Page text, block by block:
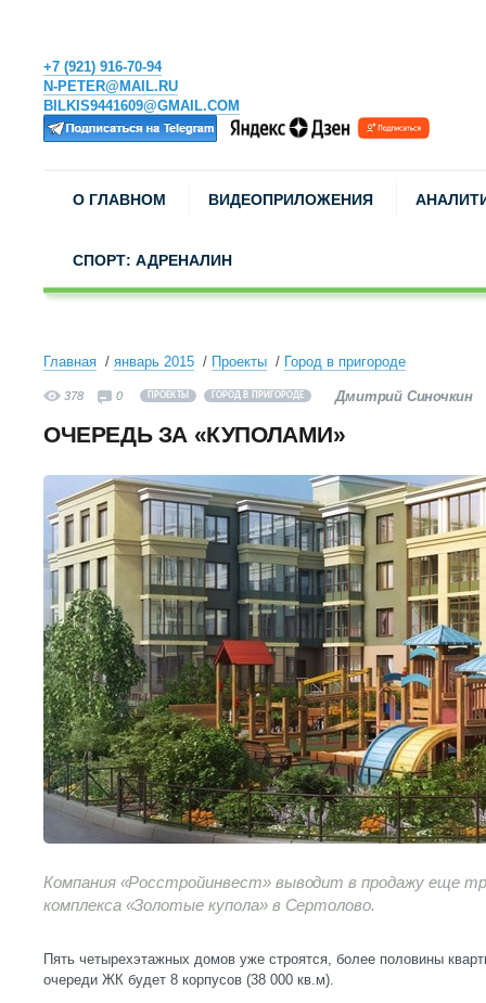
+7 (921) 916-70-94
N-PETER@MAIL.RU
BILKIS9441609@GMAIL.COM
О ГЛАВНОМ ВИДЕОПРИЛОЖЕНИЯ
СПОРТ: АДРЕНАЛИН
Главная январь 2015 Проекты Город в пригороде
378 0 ПРОЕКТЫ ГОРОД В ПРИГОРОДЕ Дмитрий Синочкин
ОЧЕРЕДЬ ЗА «КУПОЛАМИ»
Компания «Росстройинвест» выводит в продажу еще
комплекса «Золотые купола» в Сертолово.
Пять четырехэтажных домов уже строятся, более половины
очереди ЖК будет 8 корпусов (38 000 кв.м).